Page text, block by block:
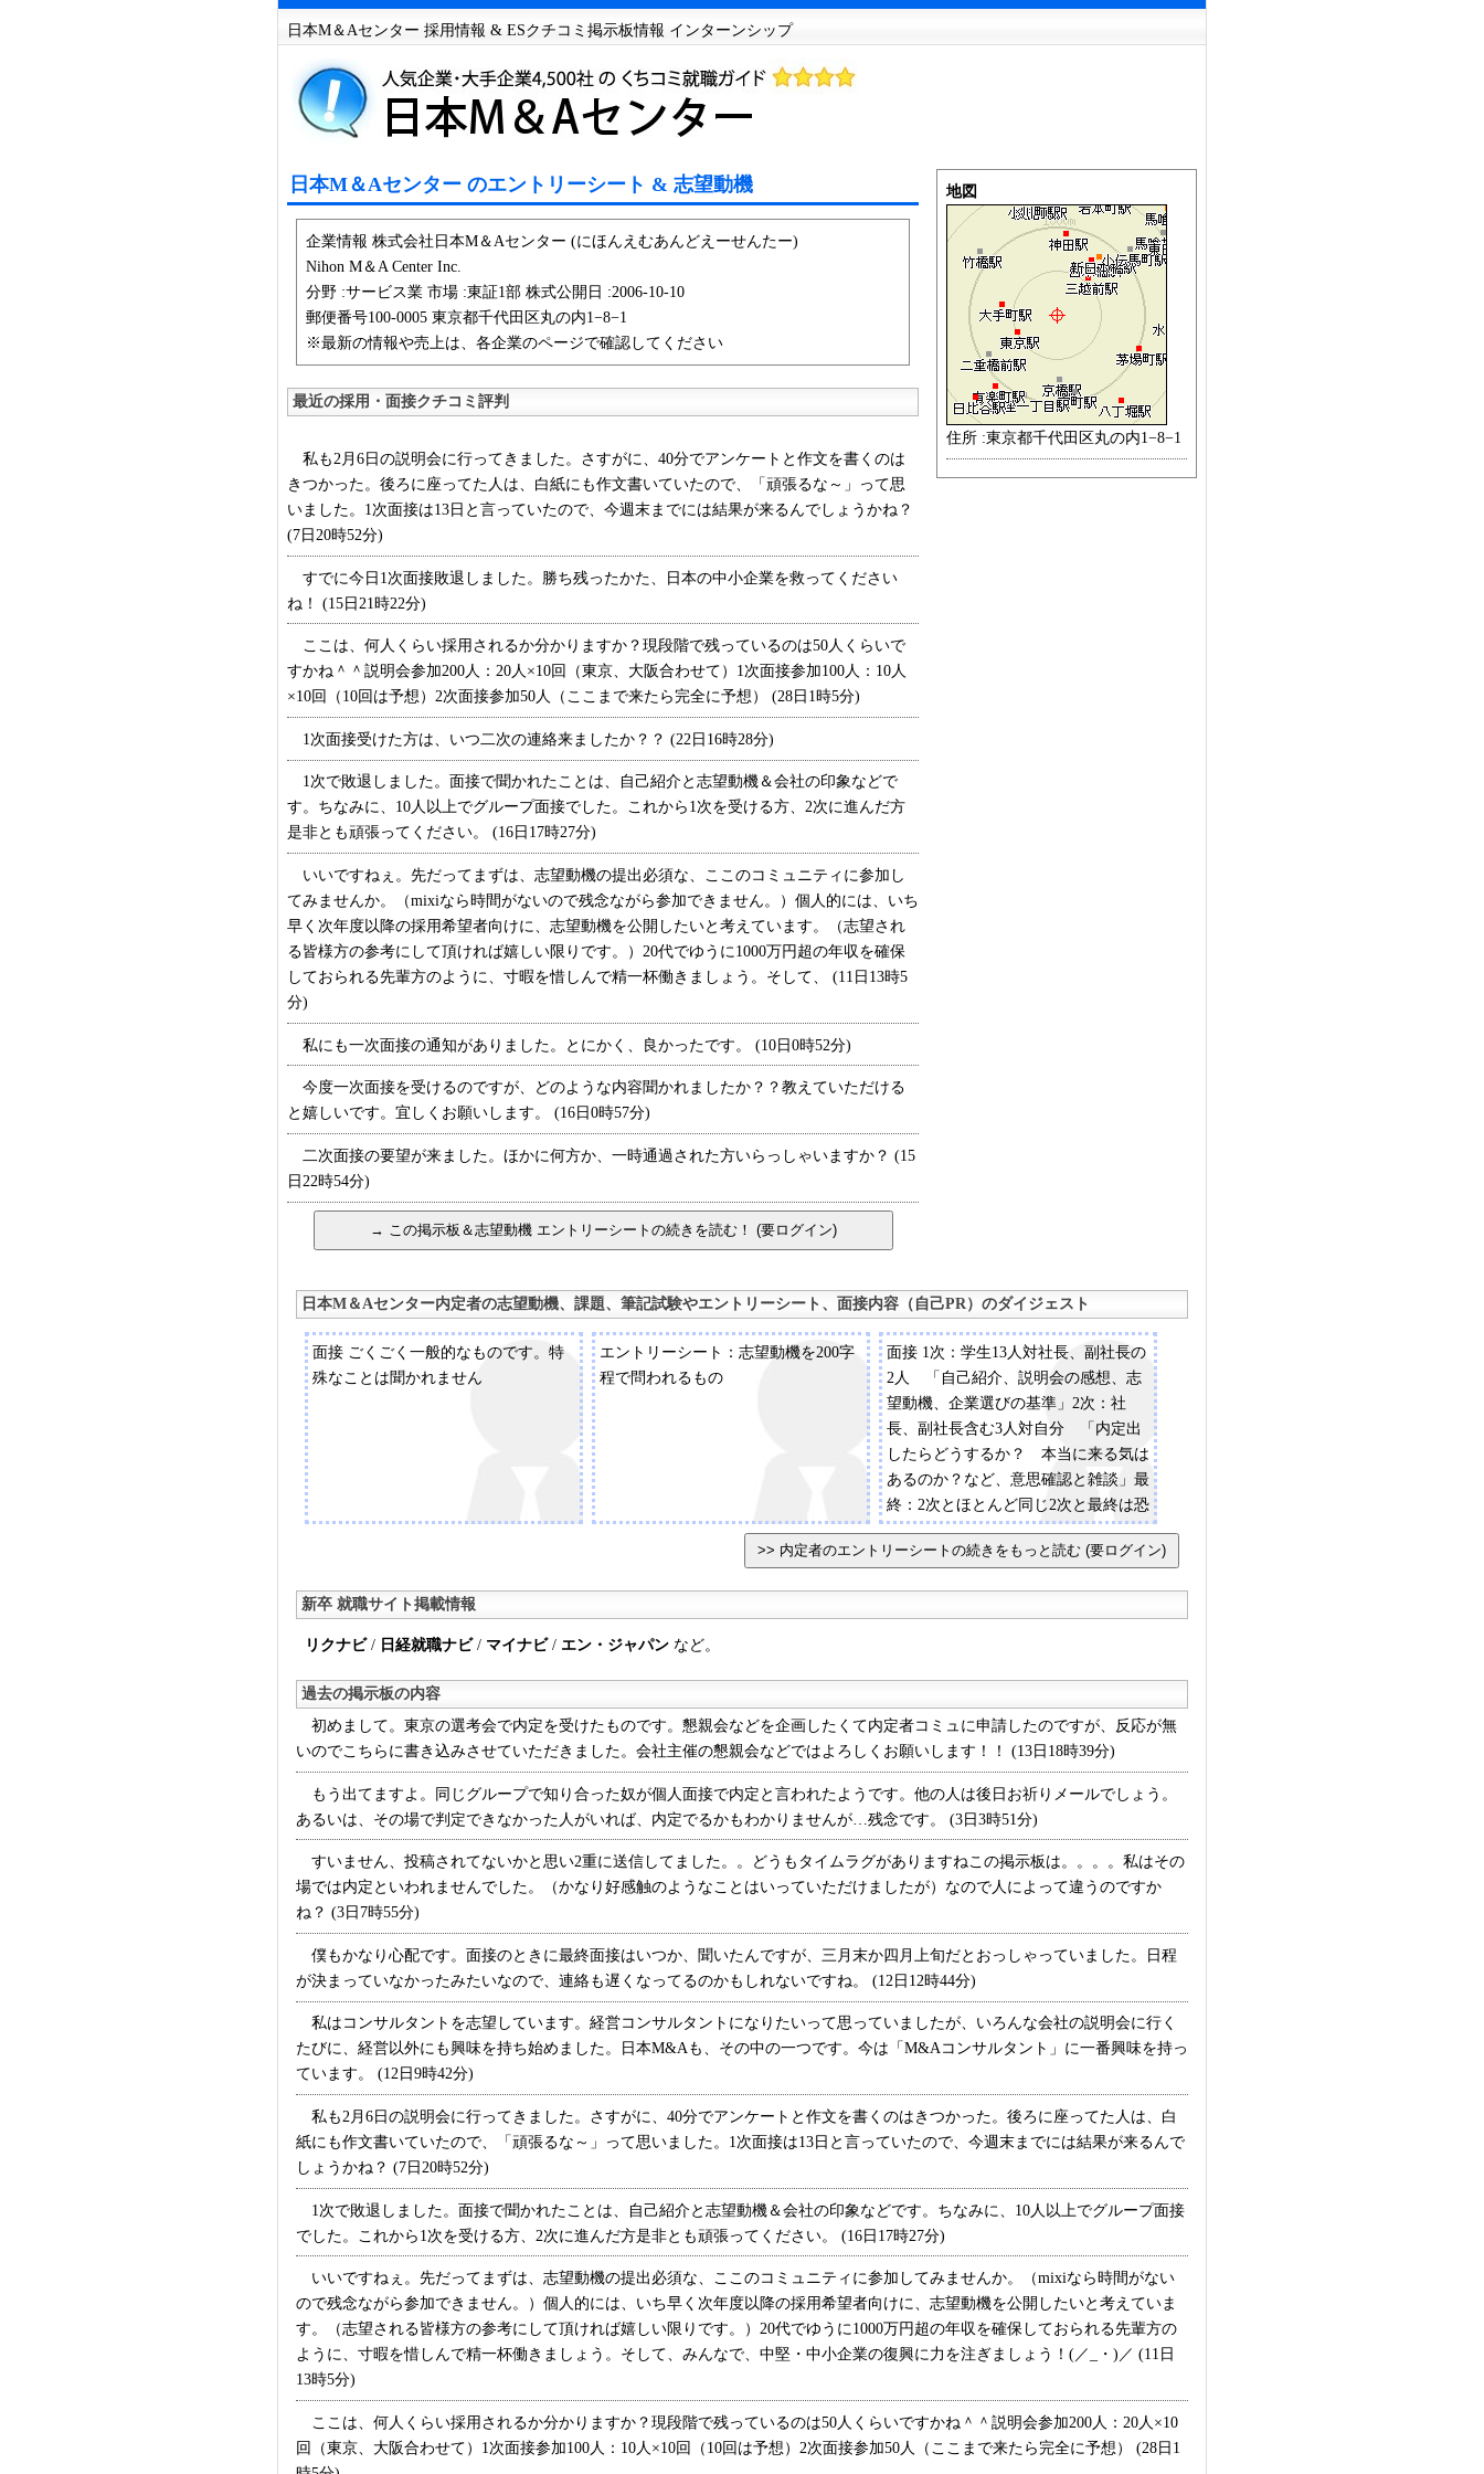
日本M＆Aセンター 採用情報 & ESクチコミ掲示板情報 インターンシップ
日本M＆Aセンター のエントリーシート & 志望動機
企業情報 株式会社日本M＆Aセンター (にほんえむあんどえーせんたー)
Nihon M＆A Center Inc.
分野 :サービス業 市場 :東証1部 株式公開日 :2006-10-10
郵便番号100-0005 東京都千代田区丸の内1−8−1
※最新の情報や売上は、各企業のページで確認してください
最近の採用・面接クチコミ評判
私も2月6日の説明会に行ってきました。さすがに、40分でアンケートと作文を書くのは
きつかった。後ろに座ってた人は、白紙にも作文書いていたので、「頑張るな～」って思
いました。1次面接は13日と言っていたので、今週末までには結果が来るんでしょうかね？
(7日20時52分)
すでに今日1次面接敗退しました。勝ち残ったかた、日本の中小企業を救ってください
ね！ (15日21時22分)
ここは、何人くらい採用されるか分かりますか？現段階で残っているのは50人くらいで
すかね＾＾説明会参加200人：20人×10回（東京、大阪合わせて）1次面接参加100人：10人
×10回（10回は予想）2次面接参加50人（ここまで来たら完全に予想） (28日1時5分)
1次面接受けた方は、いつ二次の連絡来ましたか？？ (22日16時28分)
1次で敗退しました。面接で聞かれたことは、自己紹介と志望動機＆会社の印象などで
す。ちなみに、10人以上でグループ面接でした。これから1次を受ける方、2次に進んだ方
是非とも頑張ってください。 (16日17時27分)
いいですねぇ。先だってまずは、志望動機の提出必須な、ここのコミュニティに参加し
てみませんか。（mixiなら時間がないので残念ながら参加できません。）個人的には、いち
早く次年度以降の採用希望者向けに、志望動機を公開したいと考えています。（志望され
る皆様方の参考にして頂ければ嬉しい限りです。）20代でゆうに1000万円超の年収を確保
しておられる先輩方のように、寸暇を惜しんで精一杯働きましょう。そして、 (11日13時5
分)
私にも一次面接の通知がありました。とにかく、良かったです。 (10日0時52分)
今度一次面接を受けるのですが、どのような内容聞かれましたか？？教えていただける
と嬉しいです。宜しくお願いします。 (16日0時57分)
二次面接の要望が来ました。ほかに何方か、一時通過された方いらっしゃいますか？ (15
日22時54分)
地図
住所 :東京都千代田区丸の内1−8−1
日本M＆Aセンター内定者の志望動機、課題、筆記試験やエントリーシート、面接内容（自己PR）のダイジェスト
面接 ごくごく一般的なものです。特
殊なことは聞かれません
エントリーシート：志望動機を200字
程で問われるもの
面接 1次：学生13人対社長、副社長の
2人 「自己紹介、説明会の感想、志
望動機、企業選びの基準」2次：社
長、副社長含む3人対自分 「内定出
したらどうするか？ 本当に来る気は
あるのか？など、意思確認と雑談」最
終：2次とほとんど同じ2次と最終は恐
らく人によって質問の内容が違うと思
います。エントリーシート：説明会で
新卒 就職サイト掲載情報
リクナビ/ 日経就職ナビ/ マイナビ/ エン・ジャパン など。
過去の掲示板の内容
初めまして。東京の選考会で内定を受けたものです。懇親会などを企画したくて内定者コミュに申請したのですが、反応が無
いのでこちらに書き込みさせていただきました。会社主催の懇親会などではよろしくお願いします！！ (13日18時39分)
もう出てますよ。同じグループで知り合った奴が個人面接で内定と言われたようです。他の人は後日お祈りメールでしょう。
あるいは、その場で判定できなかった人がいれば、内定でるかもわかりませんが…残念です。 (3日3時51分)
すいません、投稿されてないかと思い2重に送信してました。。どうもタイムラグがありますねこの掲示板は。。。。私はその
場では内定といわれませんでした。（かなり好感触のようなことはいっていただけましたが）なので人によって違うのですか
ね？ (3日7時55分)
僕もかなり心配です。面接のときに最終面接はいつか、聞いたんですが、三月末か四月上旬だとおっしゃっていました。日程
が決まっていなかったみたいなので、連絡も遅くなってるのかもしれないですね。 (12日12時44分)
私はコンサルタントを志望しています。経営コンサルタントになりたいって思っていましたが、いろんな会社の説明会に行く
たびに、経営以外にも興味を持ち始めました。日本M&Aも、その中の一つです。今は「M&Aコンサルタント」に一番興味を持っ
ています。 (12日9時42分)
私も2月6日の説明会に行ってきました。さすがに、40分でアンケートと作文を書くのはきつかった。後ろに座ってた人は、白
紙にも作文書いていたので、「頑張るな～」って思いました。1次面接は13日と言っていたので、今週末までには結果が来るんで
しょうかね？ (7日20時52分)
1次で敗退しました。面接で聞かれたことは、自己紹介と志望動機＆会社の印象などです。ちなみに、10人以上でグループ面接
でした。これから1次を受ける方、2次に進んだ方是非とも頑張ってください。 (16日17時27分)
いいですねぇ。先だってまずは、志望動機の提出必須な、ここのコミュニティに参加してみませんか。（mixiなら時間がない
ので残念ながら参加できません。）個人的には、いち早く次年度以降の採用希望者向けに、志望動機を公開したいと考えていま
す。（志望される皆様方の参考にして頂ければ嬉しい限りです。）20代でゆうに1000万円超の年収を確保しておられる先輩方の
ように、寸暇を惜しんで精一杯働きましょう。そして、みんなで、中堅・中小企業の復興に力を注ぎましょう！(／_・)／ (11日
13時5分)
ここは、何人くらい採用されるか分かりますか？現段階で残っているのは50人くらいですかね＾＾説明会参加200人：20人×10
回（東京、大阪合わせて）1次面接参加100人：10人×10回（10回は予想）2次面接参加50人（ここまで来たら完全に予想） (28日1